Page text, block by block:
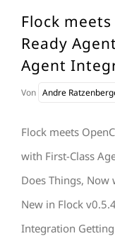
Flock
Ready
Agent
Von Andre
Flock meets
with First-Class
Does Things,
New in Flock
Integration